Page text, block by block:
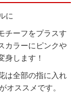
チーフをプラスす
カラーにピンクや
身します！
は全部の指に入れ
オススメです。